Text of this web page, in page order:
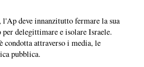
l'Ap deve innanzitutto fermare la sua
per delegittimare e isolare Israele.
condotta attraverso i media, le
pubblica.